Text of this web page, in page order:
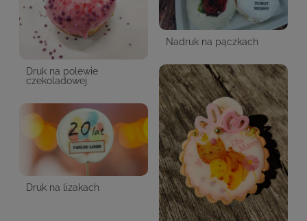
Nadruk na pączkach
Druk na polewie
czekoladowej
Druk na lizakach